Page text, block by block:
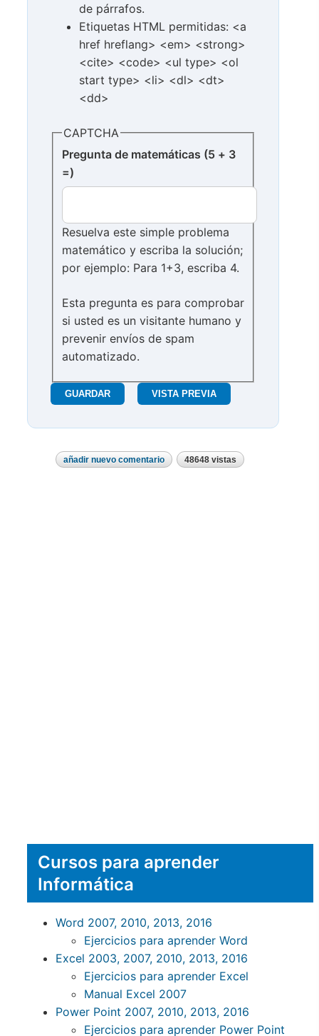
de párrafos.
Etiquetas HTML permitidas: <a
href hreflang> <em> <strong>
<cite> <code> <ul type> <ol
start type> <li> <dl> <dt>
<dd>
CAPTCHA
Pregunta de matemáticas (5 + 3
=)
Resuelva este simple problema
matemático y escriba la solución;
por ejemplo: Para 1+3, escriba 4.
Esta pregunta es para comprobar
si usted es un visitante humano y
prevenir envíos de spam
automatizado.
añadir nuevo comentario 48648 vistas
Cursos para aprender
Informática
Word 2007, 2010, 2013, 2016
Ejercicios para aprender Word
Excel 2003, 2007, 2010, 2013, 2016
Ejercicios para aprender Excel
Manual Excel 2007
Power Point 2007, 2010, 2013, 2016
Ejercicios para aprender Power Point